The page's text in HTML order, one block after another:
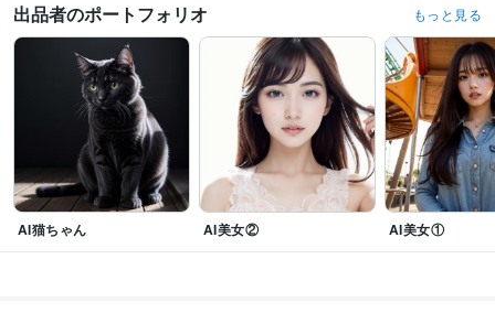
出品者のポートフォリオ もっと見る
AI猫ちゃん AI美女② AI美女①